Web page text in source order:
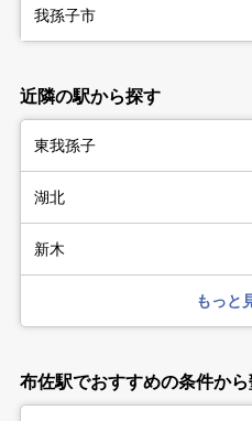
我孫子市
近隣の駅から探す
東我孫子
湖北
新木
もっと
布佐駅でおすすめの条件か